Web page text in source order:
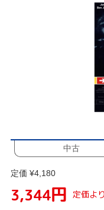
中古
定価 ¥4,180
3,344円 定価よ